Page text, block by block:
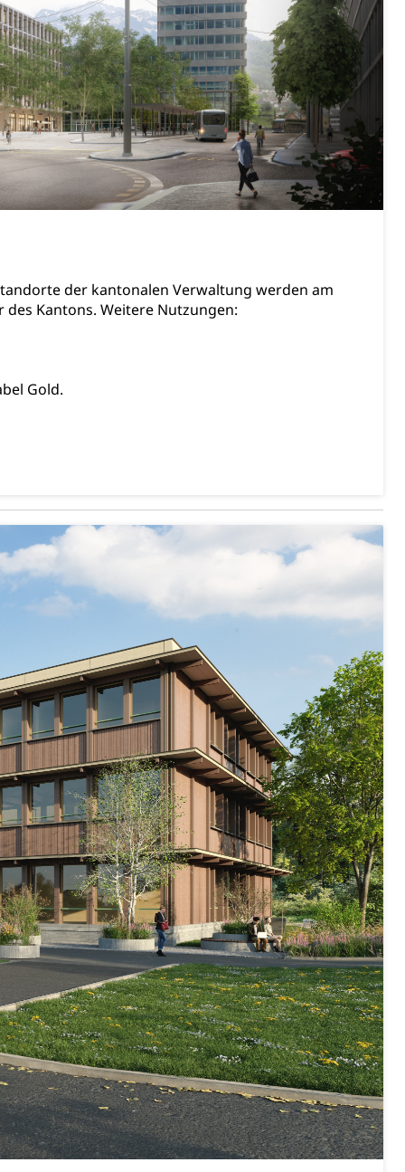
der kantonalen Verwaltung werden am
Kantons. Weitere Nutzungen:
Gold.
Konkursämter
Parteien, Grundfreiheiten, Pluralismus
Verrechnungssteuer, Quellensteuer,
Gewerbesteuer, Vergnügungssteuer,
Kriminalität
im Kanton Luzern
(GEO-Portal rawi) Boden
Windenergie, Wasserkraft, Sonnenenergie,